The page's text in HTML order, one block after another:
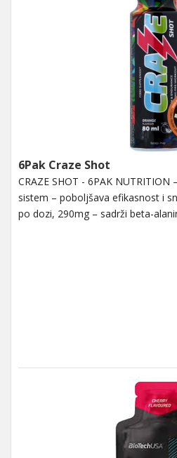
6Pak Craze Shot
CRAZE SHOT - 6PAK
sistem – poboljšava efikasnost i
po dozi, 290mg – sadrži beta-